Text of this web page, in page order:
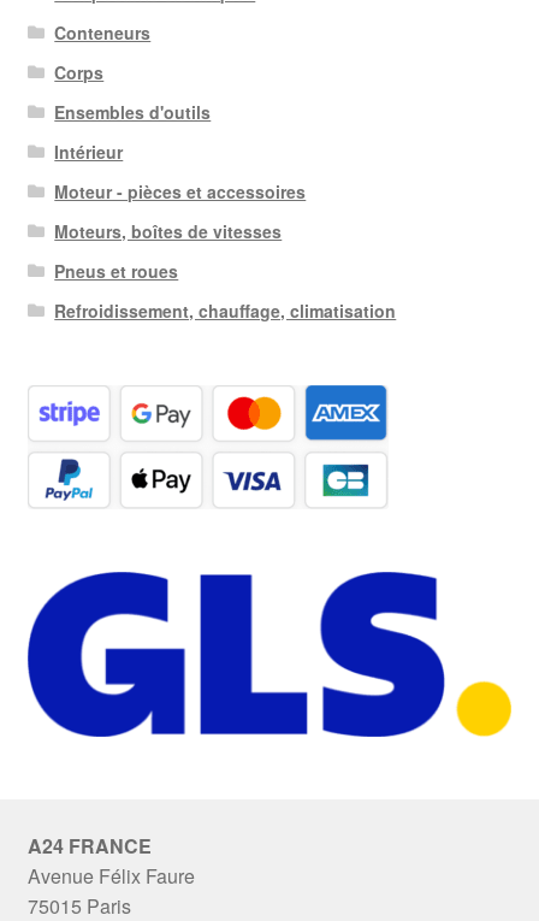
Conteneurs
Corps
Ensembles d'outils
Intérieur
Moteur - pièces et accessoires
Moteurs, boîtes de vitesses
Pneus et roues
Refroidissement, chauffage, climatisation
A24 FRANCE
Avenue Félix Faure
75015 Paris